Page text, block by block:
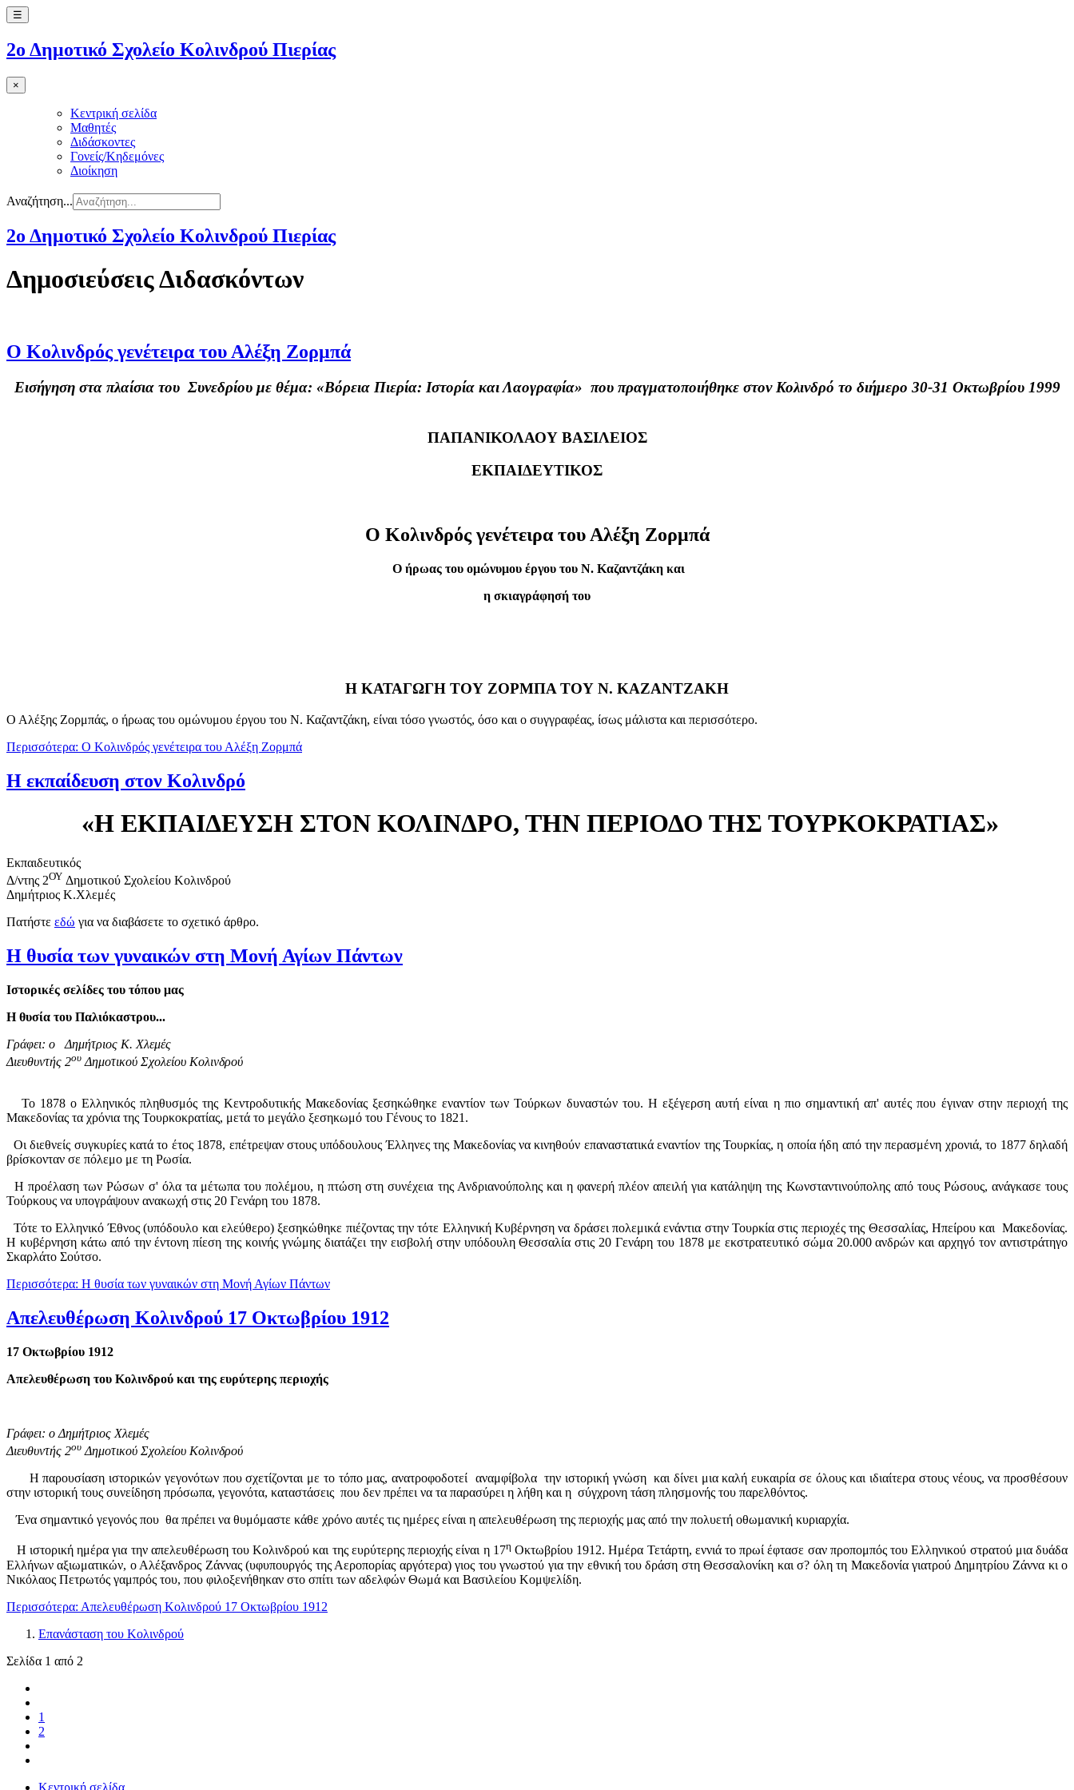
☰
2ο Δημοτικό Σχολείο Κολινδρού Πιερίας
×
Κεντρική σελίδα
Μαθητές
Διδάσκοντες
Γονείς/Κηδεμόνες
Διοίκηση
Αναζήτηση...
2ο Δημοτικό Σχολείο Κολινδρού Πιερίας
Δημοσιεύσεις Διδασκόντων
Ο Κολινδρός γενέτειρα του Αλέξη Ζορμπά
Εισήγηση στα πλαίσια του Συνεδρίου με θέμα: «Βόρεια Πιερία: Ιστορία και Λαογραφία» που πραγματοποιήθηκε στον Κολινδρό το διήμερο 30-31 Οκτωβρίου 1999
ΠΑΠΑΝΙΚΟΛΑΟΥ ΒΑΣΙΛΕΙΟΣ
ΕΚΠΑΙΔΕΥΤΙΚΟΣ
Ο Κολινδρός γενέτειρα του Αλέξη Ζορμπά
Ο ήρωας του ομώνυμου έργου του Ν. Καζαντζάκη και
η σκιαγράφησή του
Η ΚΑΤΑΓΩΓΗ ΤΟΥ ΖΟΡΜΠΑ ΤΟΥ Ν. ΚΑΖΑΝΤΖΑΚΗ
Ο Αλέξης Ζορμπάς, ο ήρωας του ομώνυμου έργου του Ν. Καζαντζάκη, είναι τόσο γνωστός, όσο και ο συγγραφέας, ίσως μάλιστα και περισσότερο.
Περισσότερα: Ο Κολινδρός γενέτειρα του Αλέξη Ζορμπά
Η εκπαίδευση στον Κολινδρό
«Η ΕΚΠΑΙΔΕΥΣΗ ΣΤΟΝ ΚΟΛΙΝΔΡΟ, ΤΗΝ ΠΕΡΙΟΔΟ ΤΗΣ ΤΟΥΡΚΟΚΡΑΤΙΑΣ»
Εκπαιδευτικός
Δ/ντης 2ΟΥ Δημοτικού Σχολείου Κολινδρού
Δημήτριος Κ.Χλεμές
Πατήστε εδώ για να διαβάσετε το σχετικό άρθρο.
Η θυσία των γυναικών στη Μονή Αγίων Πάντων
Ιστορικές σελίδες του τόπου μας
Η θυσία του Παλιόκαστρου...
Γράφει: ο Δημήτριος Κ. Χλεμές
Διευθυντής 2ου Δημοτικού Σχολείου Κολινδρού
Το 1878 ο Ελληνικός πληθυσμός της Κεντροδυτικής Μακεδονίας ξεσηκώθηκε εναντίον των Τούρκων δυναστών του. Η εξέγερση αυτή είναι η πιο σημαντική απ' αυτές που έγιναν στην περιοχή της
Μακεδονίας τα χρόνια της Τουρκοκρατίας, μετά το μεγάλο ξεσηκωμό του Γένους το 1821.
Οι διεθνείς συγκυρίες κατά το έτος 1878, επέτρεψαν στους υπόδουλους Έλληνες της Μακεδονίας να κινηθούν επαναστατικά εναντίον της Τουρκίας, η οποία ήδη από την περασμένη χρονιά, το 1877 δηλαδή
βρίσκονταν σε πόλεμο με τη Ρωσία.
Η προέλαση των Ρώσων σ' όλα τα μέτωπα του πολέμου, η πτώση στη συνέχεια της Ανδριανούπολης και η φανερή πλέον απειλή για κατάληψη της Κωνσταντινούπολης από τους Ρώσους, ανάγκασε τους
Τούρκους να υπογράψουν ανακωχή στις 20 Γενάρη του 1878.
Τότε το Ελληνικό Έθνος (υπόδουλο και ελεύθερο) ξεσηκώθηκε πιέζοντας την τότε Ελληνική Κυβέρνηση να δράσει πολεμικά ενάντια στην Τουρκία στις περιοχές της Θεσσαλίας, Ηπείρου και Μακεδονίας.
Η κυβέρνηση κάτω από την έντονη πίεση της κοινής γνώμης διατάζει την εισβολή στην υπόδουλη Θεσσαλία στις 20 Γενάρη του 1878 με εκστρατευτικό σώμα 20.000 ανδρών και αρχηγό τον αντιστράτηγο
Σκαρλάτο Σούτσο.
Περισσότερα: Η θυσία των γυναικών στη Μονή Αγίων Πάντων
Απελευθέρωση Κολινδρού 17 Οκτωβρίου 1912
17 Οκτωβρίου 1912
Απελευθέρωση του Κολινδρού και της ευρύτερης περιοχής
Γράφει: ο Δημήτριος Χλεμές
Διευθυντής 2ου Δημοτικού Σχολείου Κολινδρού
Η παρουσίαση ιστορικών γεγονότων που σχετίζονται με το τόπο μας, ανατροφοδοτεί αναμφίβολα την ιστορική γνώση και δίνει μια καλή ευκαιρία σε όλους και ιδιαίτερα στους νέους, να προσθέσουν
στην ιστορική τους συνείδηση πρόσωπα, γεγονότα, καταστάσεις που δεν πρέπει να τα παρασύρει η λήθη και η σύγχρονη τάση πλησμονής του παρελθόντος.
Ένα σημαντικό γεγονός που θα πρέπει να θυμόμαστε κάθε χρόνο αυτές τις ημέρες είναι η απελευθέρωση της περιοχής μας από την πολυετή οθωμανική κυριαρχία.
Η ιστορική ημέρα για την απελευθέρωση του Κολινδρού και της ευρύτερης περιοχής είναι η 17η Οκτωβρίου 1912. Ημέρα Τετάρτη, εννιά το πρωί έφτασε σαν προπομπός του Ελληνικού στρατού μια δυάδα
Ελλήνων αξιωματικών, ο Αλέξανδρος Ζάννας (υφυπουργός της Αεροπορίας αργότερα) γιος του γνωστού για την εθνική του δράση στη Θεσσαλονίκη και σ? όλη τη Μακεδονία γιατρού Δημητρίου Ζάννα κι ο
Νικόλαος Πετρωτός γαμπρός του, που φιλοξενήθηκαν στο σπίτι των αδελφών Θωμά και Βασιλείου Κομψελίδη.
Περισσότερα: Απελευθέρωση Κολινδρού 17 Οκτωβρίου 1912
Επανάσταση του Κολινδρού
Σελίδα 1 από 2
1
2
Κεντρική σελίδα